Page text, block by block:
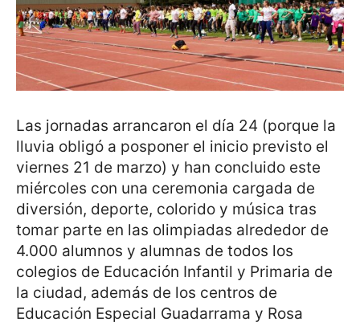
Las jornadas arrancaron el día 24 (porque la
lluvia obligó a posponer el inicio previsto el
viernes 21 de marzo) y han concluido este
miércoles con una ceremonia cargada de
diversión, deporte, colorido y música tras
tomar parte en las olimpiadas alrededor de
4.000 alumnos y alumnas de todos los
colegios de Educación Infantil y Primaria de
la ciudad, además de los centros de
Educación Especial Guadarrama y Rosa